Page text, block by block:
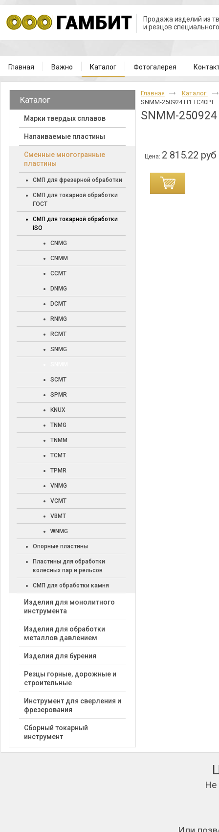
Продажа изделий из
и резцов
Главная Важно Каталог Фотогалерея
Каталог
Марки твердых сплавов
Напаиваемые пластины
Cменные многогранные
пластины
СМП для фрезерной обработки
СМП для токарной обработки
ГОСТ
СМП для токарной обработки
ISO
CNMG
CNMM
CCMT
DNMG
DCMT
RNMG
RCMT
SNMG
SCMT
SPMR
KNUX
TNMG
TNMM
TCMT
TPMR
VNMG
VCMT
VBMT
WNMG
Опорные пластины
Пластины для обработки
колесных пар и рельсов
СМП для обработки камня
Изделия для монолитного
инструмента
Изделия для обработки
металлов давлением
Изделия для бурения
Резцы горные, дорожные и
строительные
Инструмент для сверления и
фрезерования
Сборный токарный
инструмент
Главная
Каталог
SNMM-250924 H1 TC40PT
SNMM-
Цена: 2 815.22 руб
Не